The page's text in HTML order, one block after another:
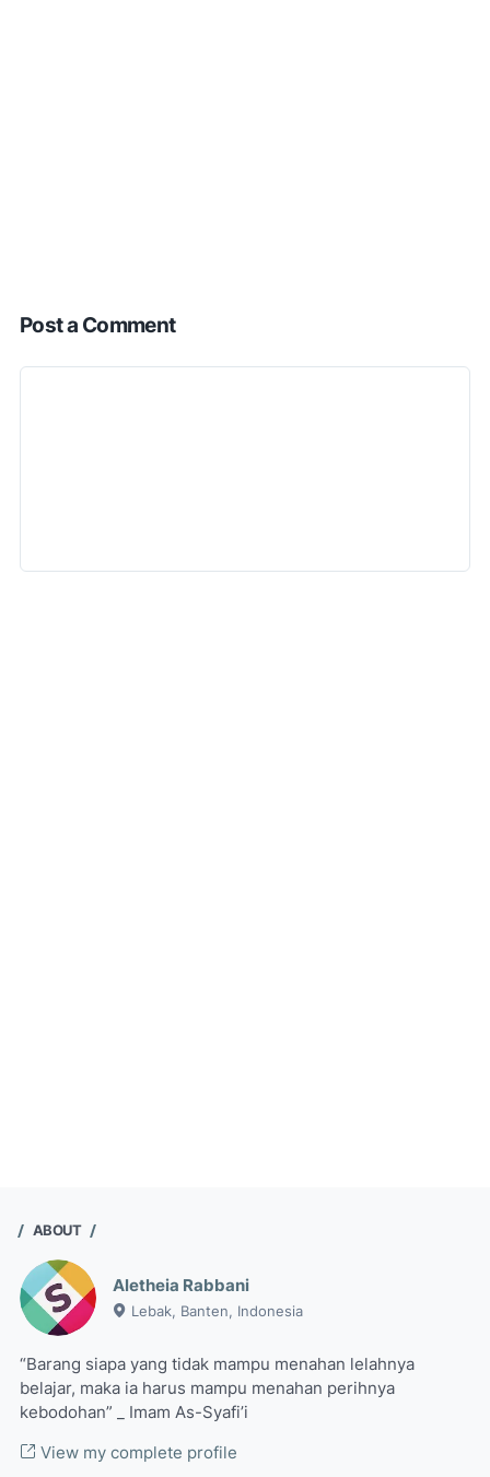
Post a Comment
ABOUT
Aletheia Rabbani
Lebak, Banten, Indonesia
“Barang siapa yang tidak mampu menahan lelahnya
belajar, maka ia harus mampu menahan perihnya
kebodohan” _ Imam As-Syafi’i
View my complete profile